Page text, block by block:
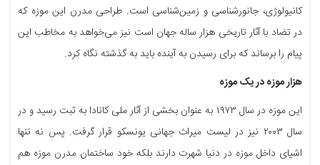
کانیولوژی، جانورشناسی و زمین‌شناسی است. طراحی مدرن این موزه که
در تضاد با آثار تاریخی هزار ساله جهان است نیز می‌خواهد به مخاطب این
پیام را برساند که برای رسیدن به آینده باید به گذشته نگاه کرد.
هزار موزه در یک موزه
این موزه در سال ۱۹۷۳ به عنوان بخشی از آثار ملی کانادا به ثبت رسید و در
سال ۲۰۰۳ نیز در لیست میراث جهانی یونسکو قرار گرفت. پس نه تنها
اشیای داخل موزه در دنیا شهرت دارند بلکه خود ساختمان مدرن موزه هم